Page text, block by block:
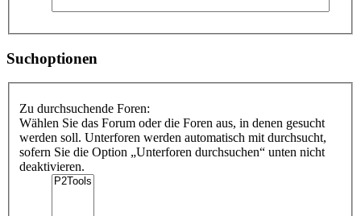
Suchoptionen
Zu durchsuchende Foren:
Wählen Sie das Forum oder die Foren aus, in denen gesucht
werden soll. Unterforen werden automatisch mit durchsucht,
sofern Sie die Option „Unterforen durchsuchen“ unten nicht
deaktivieren.